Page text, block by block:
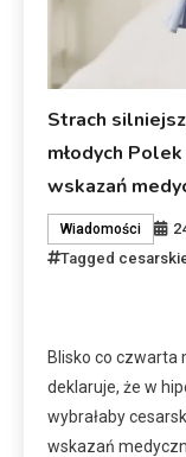
Strach
młodych
wskazań
Wiadomości
Tagged
Blisko co czwarta
deklaruje, że w
wybrałaby
wskazań